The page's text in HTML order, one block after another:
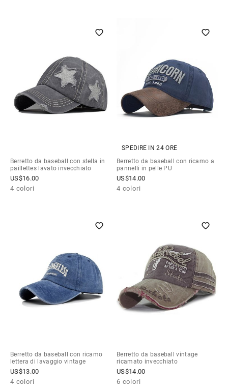
Berretto da baseball con stella in
paillettes lavato invecchiato
US$16.00
4 colori
SPEDIRE IN 24 ORE
Berretto da baseball con ricamo a
pannelli in pelle PU
US$14.00
4 colori
Berretto da baseball con ricamo
lettera di lavaggio vintage
US$13.00
4 colori
Berretto da baseball vintage
ricamato invecchiato
US$14.00
6 colori